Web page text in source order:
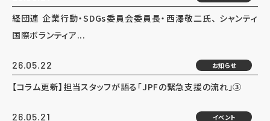
経団連 企業行動・SDGs委員会委員長・西澤敬二氏、 シャンティ
国際ボランティア...
26.05.22 お知らせ
【コラム更新】担当スタッフが語る「JPFの緊急支援の流れ」③
26.05.21 イベント